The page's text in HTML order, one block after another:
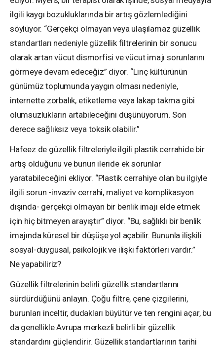
ilgili kaygı bozukluklarında bir artış gözlemlediğini
söylüyor. “Gerçekçi olmayan veya ulaşılamaz güzellik
standartları nedeniyle güzellik filtrelerinin bir sonucu
olarak artan vücut dismorfisi ve vücut imajı sorunlarını
görmeye devam edeceğiz” diyor. “Linç kültürünün
günümüz toplumunda yaygın olması nedeniyle,
internette zorbalık, etiketleme veya lakap takma gibi
olumsuzlukların artabileceğini düşünüyorum. Son
derece sağlıksız veya toksik olabilir.”
Hafeez de güzellik filtreleriyle ilgili plastik cerrahide bir
artış olduğunu ve bunun ileride ek sorunlar
yaratabileceğini ekliyor. “Plastik cerrahiye olan bu ilgiyle
ilgili sorun -invaziv cerrahi, maliyet ve komplikasyon
dışında- gerçekçi olmayan bir benlik imajı elde etmek
için hiç bitmeyen arayıştır” diyor. “Bu, sağlıklı bir benlik
imajında ​​küresel bir düşüşe yol açabilir. Bununla ilişkili
sosyal-duygusal, psikolojik ve ilişki faktörleri vardır.”
Ne yapabiliriz?
Güzellik filtrelerinin belirli güzellik standartlarını
sürdürdüğünü anlayın. Çoğu filtre, çene çizgilerini,
burunları inceltir, dudakları büyütür ve ten rengini açar, bu
da genellikle Avrupa merkezli belirli bir güzellik
standardını güçlendirir. Güzellik standartlarının tarihi